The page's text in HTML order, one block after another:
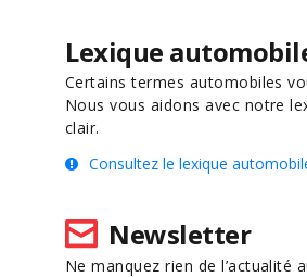
Lexique
Certains termes automobiles
Nous vous aidons avec notre
clair.
Consultez le lexique
Newsletter
Ne manquez rien de l’actualité